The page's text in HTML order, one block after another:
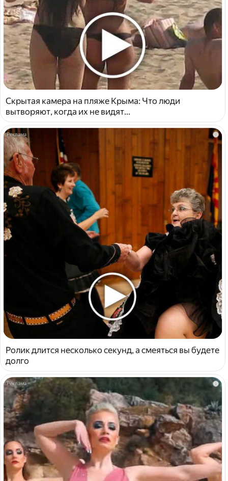
Скрытая камера на пляже Крыма: Что люди
вытворяют, когда их не видят...
i
Ролик длится несколько секунд, а смеяться вы будете
долго
i